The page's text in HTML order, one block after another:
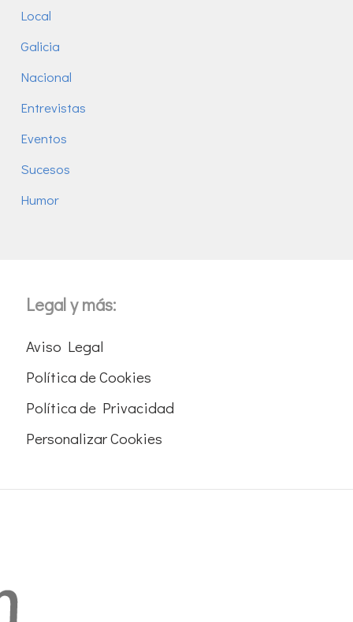
Local
Galicia
Nacional
Entrevistas
Eventos
Sucesos
Humor
Legal y más:
Aviso Legal
Política de Cookies
Política de Privacidad
Personalizar Cookies